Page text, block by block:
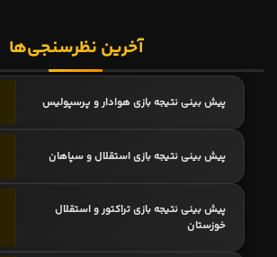
آخرین نظرسنجی‌ها
پیش بینی نتیجه بازی هوادار و پرسپولیس
پیش بینی نتیجه بازی استقلال و سپاهان
پیش بینی نتیجه بازی تراکتور و استقلال
خوزستان